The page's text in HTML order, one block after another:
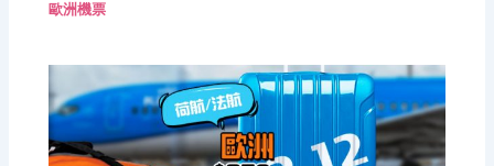
歐洲機票